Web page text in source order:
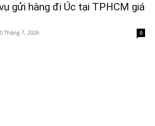
gửi hàng đi Úc tại TPHCM giá
Tháng 7, 2026 0